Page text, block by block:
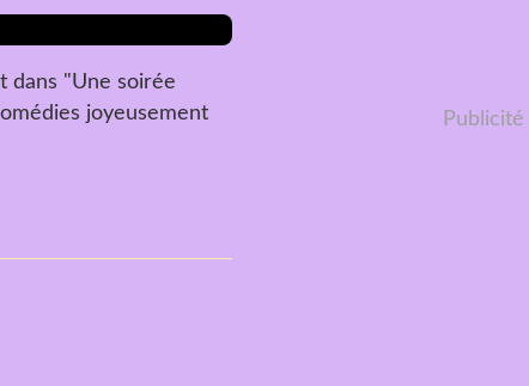
dans "Une soirée
joyeusement
Publicité